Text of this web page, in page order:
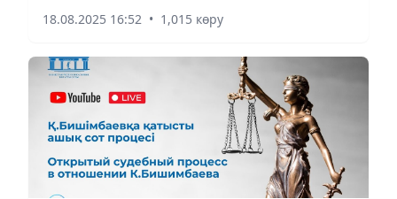
aqshamnews.kz тілшісі. "Бірге қызмет еткен
18.08.2025 16:52 • 1,015 көру